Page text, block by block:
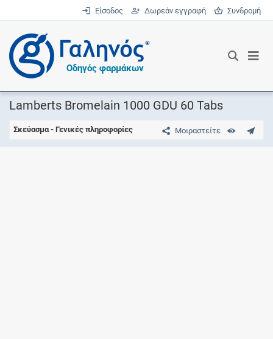
Είσοδος Δωρεάν εγγραφή Συνδρομή
®
Οδηγός φαρμάκων
Lamberts Bromelain 1000 GDU 60 Tabs
Μοιραστείτε
Σκεύασμα - Γενικές πληροφορίες